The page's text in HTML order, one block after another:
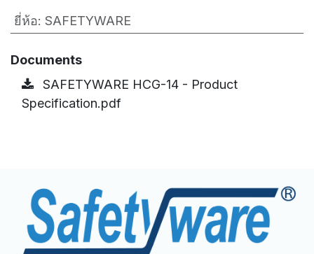
ยี่ห้อ: SAFETYWARE
Documents
SAFETYWARE HCG-14 - Product
Specification.pdf